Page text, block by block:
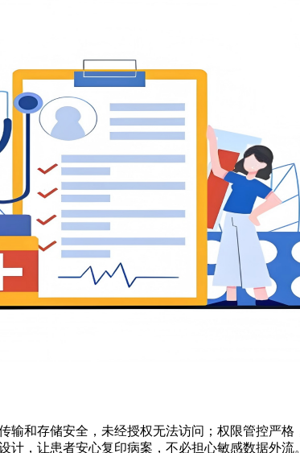
和存储安全，未经授权无法访问；权限管控严
，让患者安心复印病案，不必担心敏感数据外